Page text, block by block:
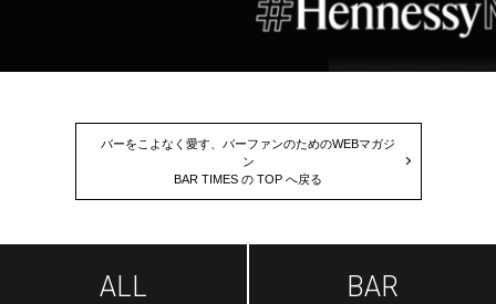
バーをこよなく愛す、バーファンのためのWEBマガジ
ン
BAR TIMES の TOP へ戻る
ALL BAR